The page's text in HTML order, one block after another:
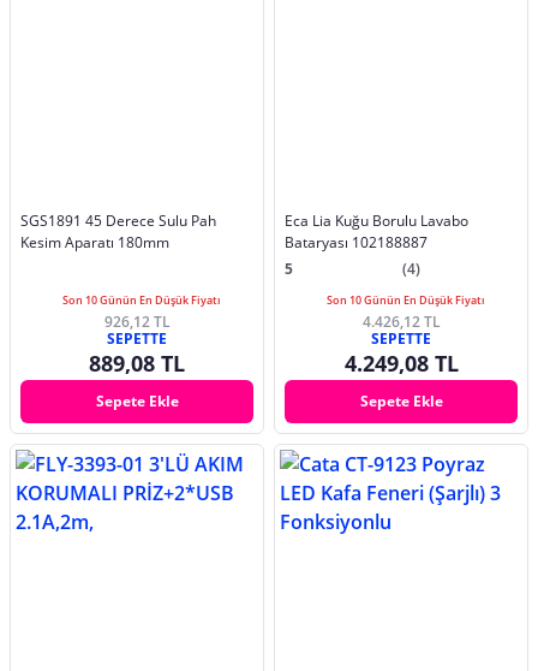
SGS1891 45 Derece Sulu Pah
Kesim Aparatı 180mm
Son 10 Günün En Düşük Fiyatı
926,12 TL
SEPETTE
889,08 TL
Sepete Ekle
Eca Lia Kuğu Borulu Lavabo
Bataryası 102188887
5
(4)
Son 10 Günün En Düşük Fiyatı
4.426,12 TL
SEPETTE
4.249,08 TL
Sepete Ekle